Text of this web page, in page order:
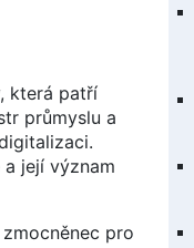
která patří
průmyslu a
její význam
pro